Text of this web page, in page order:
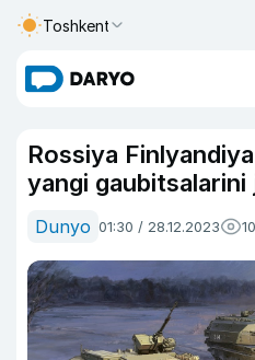
Toshkent
Rossiya
yangi
Dunyo 01:30 / 28.12.2023